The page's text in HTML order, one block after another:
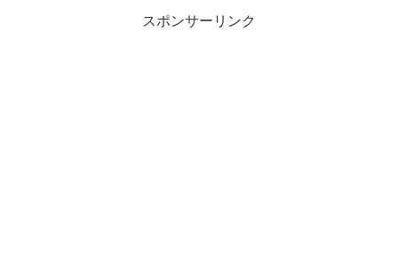
スポンサーリンク